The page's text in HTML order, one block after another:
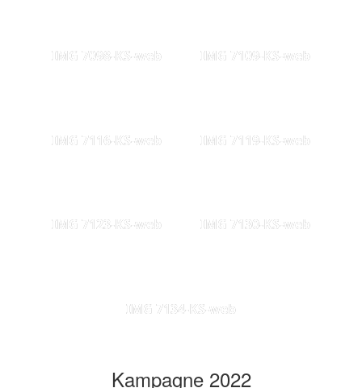
IMG 7098-KS-web IMG 7109-KS-web
IMG 7116-KS-web IMG 7119-KS-web
IMG 7123-KS-web IMG 7130-KS-web
IMG 7134-KS-web
Kampagne 2022